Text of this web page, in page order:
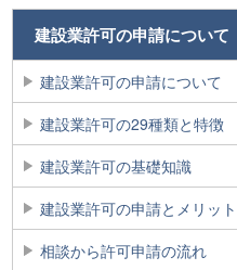
建設業許可の申請について
建設業許可の申請について
建設業許可の29種類と特徴
建設業許可の基礎知識
建設業許可の申請とメリット
相談から許可申請の流れ